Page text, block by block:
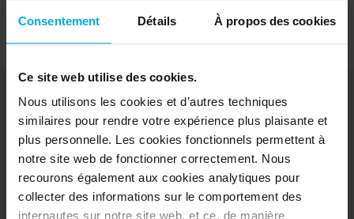
Consentement Détails À propos des cookies
Ce site web utilise des cookies.
Nous utilisons les cookies et d’autres techniques
similaires pour rendre votre expérience plus plaisante et
plus personnelle. Les cookies fonctionnels permettent à
notre site web de fonctionner correctement. Nous
recourons également aux cookies analytiques pour
collecter des informations sur le comportement des
internautes sur notre site web, et ce, de manière
Décrouvrir
Vélos
e-Bikes
Essai gratuit